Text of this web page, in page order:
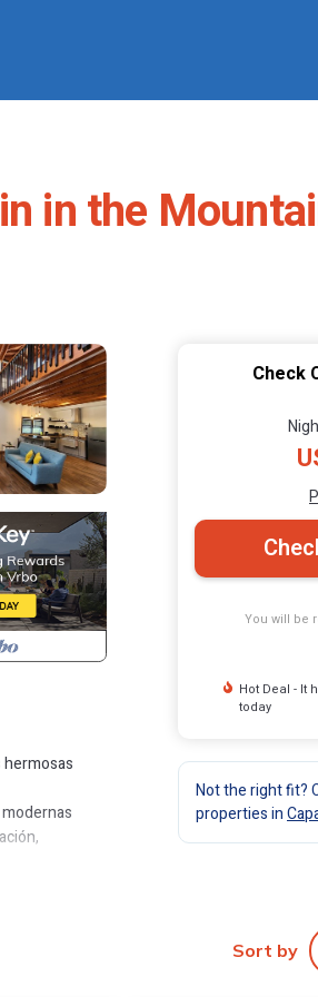
in the
hermosas
closet
equipada
un
Check
You will be
Hot Deal - It
today
Not the right fit?
properties in
Sort by